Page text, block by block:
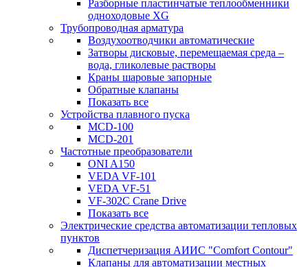
Разборные пластинчатые теплообменники
одноходовые ХG
Трубопроводная арматура
Воздухоотводчики автоматические
Затворы дисковые, перемещаемая среда –
вода, гликолевые растворы
Краны шаровые запорные
Обратные клапаны
Показать все
Устройства плавного пуска
MCD-100
MCD-201
Частотные преобразователи
ONI A150
VEDA VF-101
VEDA VF-51
VF-302C Crane Drive
Показать все
Электрические средства автоматизации тепловых
пунктов
Диспетчеризация АИИС "Comfort Contour"
Клапаны для автоматизации местных